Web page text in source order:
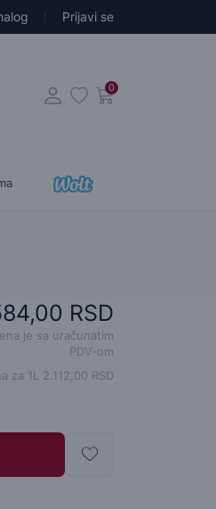
Prijavi se
0
RSD
je sa uračunatim
PDV-om
za 1L 2.112,00 RSD